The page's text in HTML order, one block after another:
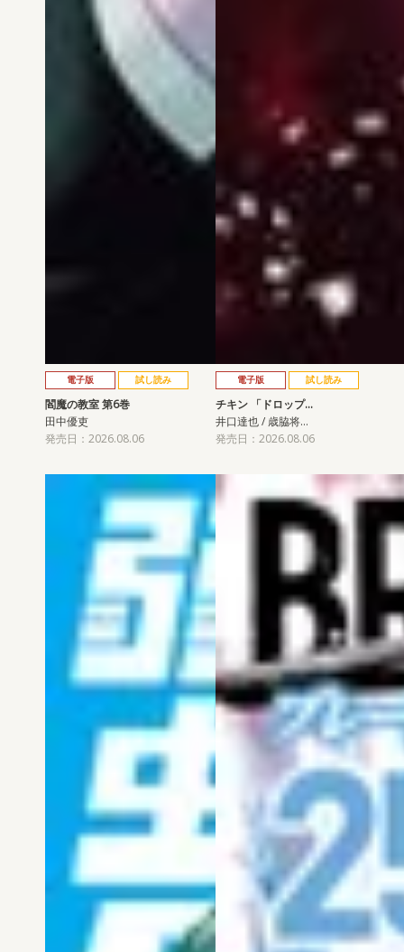
電子版 試し読み
閻魔の教室 第6巻
田中優吏
発売日：2026.08.06
電子版 試し読み
チキン 「ドロップ…
井口達也 / 歳脇将…
発売日：2026.08.06